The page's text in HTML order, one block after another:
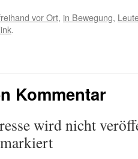
vor Ort, in Bewegung,
.
Kommentar
wird nicht
markiert